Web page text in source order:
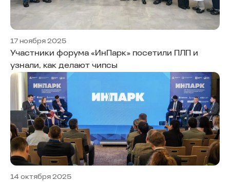
17 ноября 2025
Участники форума «ИнПарк» посетили ПЛП и
узнали, как делают чипсы
14 октября 2025